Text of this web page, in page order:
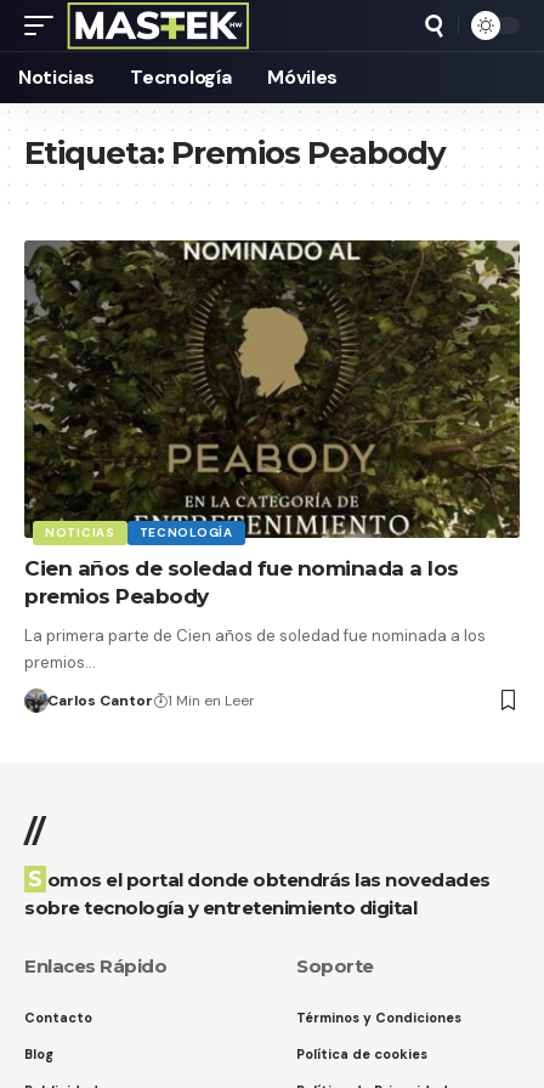
Noticias Tecnología Móviles
Etiqueta:Premios Peabody
NOTICIAS TECNOLOGÍA
Cien años de soledad fue nominada a los
premios Peabody
La primera parte de Cien años de soledad fue nominada a los
premios…
Carlos Cantor 1 Min en Leer
//
Somos el portal donde obtendrás las novedades
sobre tecnología y entretenimiento digital
Enlaces Rápido
Contacto
Blog
Soporte
Términos y Condiciones
Política de cookies